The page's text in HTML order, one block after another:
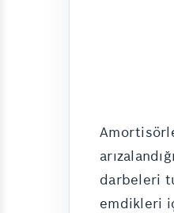
darbeleri
emdikleri